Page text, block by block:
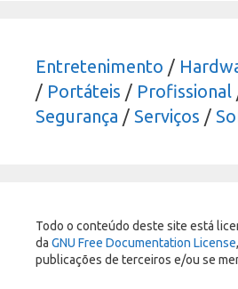
Entretenimento /
/ Portáteis / Profissional
Segurança / Serviços /
Todo o conteúdo deste site está
da GNU Free Documentation License
publicações de terceiros e/ou se